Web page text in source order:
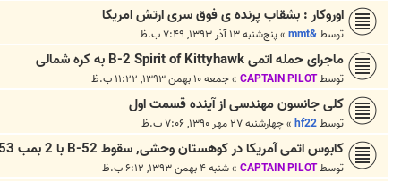
اوروکار : بشقاب پرنده ی فوق سری ارتش امریکا
توسط&mmt
»پنج‌شنبه ۱۳ آذر ۱۳۹۳, ۷:۴۹ ب.ظ
ماجرای حمله اتمی B-2 Spirit of Kittyhawk به کره شمالی
توسطCAPTAIN PILOT
»جمعه ۱۰ بهمن ۱۳۹۳, ۱۱:۲۲ ب.ظ
کلی جانسون مهندسی از آینده قسمت اول
توسطhf22
»چهارشنبه ۲۷ مهر ۱۳۹۰, ۷:۰۶ ب.ظ
کابوس اتمی آمریکا در کوهستان وحشی, سقوط B-52 با 2 بمب B53
توسطCAPTAIN PILOT
»شنبه ۴ بهمن ۱۳۹۳, ۶:۱۲ ب.ظ